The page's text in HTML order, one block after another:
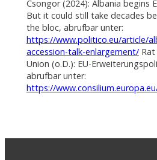
Csongor (2024): Albania begins
But it could still take decades
the bloc, abrufbar unter:
https://www.politico.eu/article/
accession-talk-enlargement/Rat
Union (o.D.): EU-
abrufbar unter:
https://